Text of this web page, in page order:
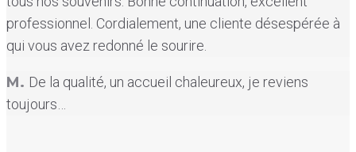
professionnel. Cordialement, une cliente désespérée à
qui vous avez redonné le sourire.
M. De la qualité, un accueil chaleureux, je reviens
toujours…